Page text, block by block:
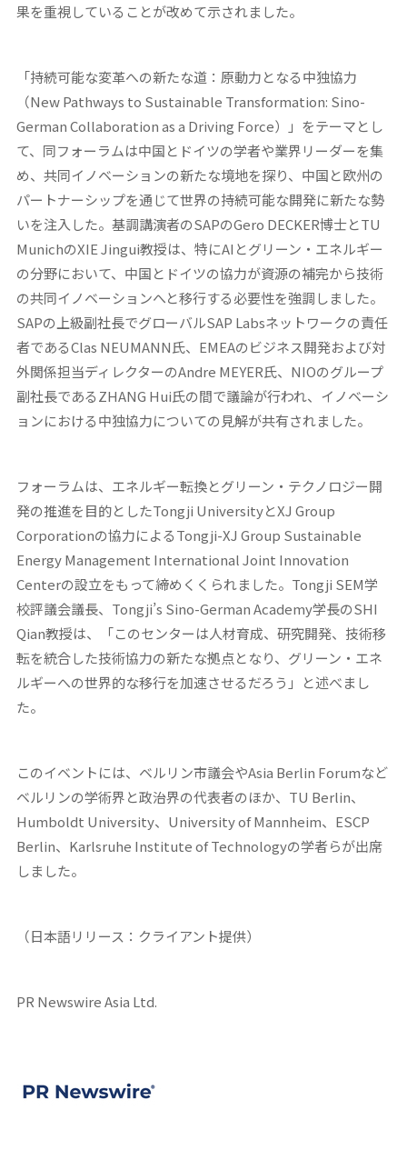
果を重視していることが改めて示されました。
「持続可能な変革への新たな道：原動力となる中独協力
（New Pathways to Sustainable Transformation: Sino-
German Collaboration as a Driving Force）」をテーマとし
て、同フォーラムは中国とドイツの学者や業界リーダーを集
め、共同イノベーションの新たな境地を探り、中国と欧州の
パートナーシップを通じて世界の持続可能な開発に新たな勢
いを注入した。基調講演者のSAPのGero DECKER博士とTU
MunichのXIE Jingui教授は、特にAIとグリーン・エネルギー
の分野において、中国とドイツの協力が資源の補完から技術
の共同イノベーションへと移行する必要性を強調しました。
SAPの上級副社長でグローバルSAP Labsネットワークの責任
者であるClas NEUMANN氏、EMEAのビジネス開発および対
外関係担当ディレクターのAndre MEYER氏、NIOのグループ
副社長であるZHANG Hui氏の間で議論が行われ、イノベーシ
ョンにおける中独協力についての見解が共有されました。
フォーラムは、エネルギー転換とグリーン・テクノロジー開
発の推進を目的としたTongji UniversityとXJ Group
Corporationの協力によるTongji-XJ Group Sustainable
Energy Management International Joint Innovation
Centerの設立をもって締めくくられました。Tongji SEM学
校評議会議長、Tongji’s Sino-German Academy学長のSHI
Qian教授は、「このセンターは人材育成、研究開発、技術移
転を統合した技術協力の新たな拠点となり、グリーン・エネ
ルギーへの世界的な移行を加速させるだろう」と述べまし
た。
このイベントには、ベルリン市議会やAsia Berlin Forumなど
ベルリンの学術界と政治界の代表者のほか、TU Berlin、
Humboldt University、University of Mannheim、ESCP
Berlin、Karlsruhe Institute of Technologyの学者らが出席
しました。
（日本語リリース：クライアント提供）
PR Newswire Asia Ltd.